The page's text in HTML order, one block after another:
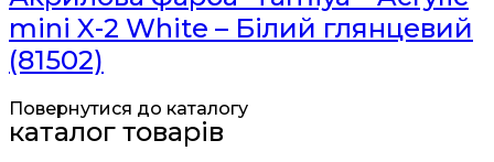
mini X-2 White – Білий глянцевий
(81502)
Повернутися до каталогу
каталог товарів